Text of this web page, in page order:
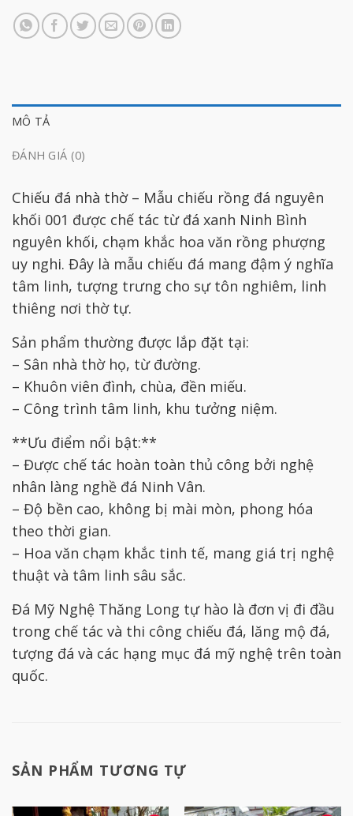
MÔ TẢ
ĐÁNH GIÁ (0)
Chiếu đá nhà thờ – Mẫu chiếu rồng đá nguyên
khối 001 được chế tác từ đá xanh Ninh Bình
nguyên khối, chạm khắc hoa văn rồng phượng
uy nghi. Đây là mẫu chiếu đá mang đậm ý nghĩa
tâm linh, tượng trưng cho sự tôn nghiêm, linh
thiêng nơi thờ tự.
Sản phẩm thường được lắp đặt tại:
– Sân nhà thờ họ, từ đường.
– Khuôn viên đình, chùa, đền miếu.
– Công trình tâm linh, khu tưởng niệm.
**Ưu điểm nổi bật:**
– Được chế tác hoàn toàn thủ công bởi nghệ
nhân làng nghề đá Ninh Vân.
– Độ bền cao, không bị mài mòn, phong hóa
theo thời gian.
– Hoa văn chạm khắc tinh tế, mang giá trị nghệ
thuật và tâm linh sâu sắc.
Đá Mỹ Nghệ Thăng Long tự hào là đơn vị đi đầu
trong chế tác và thi công chiếu đá, lăng mộ đá,
tượng đá và các hạng mục đá mỹ nghệ trên toàn
quốc.
SẢN PHẨM TƯƠNG TỰ